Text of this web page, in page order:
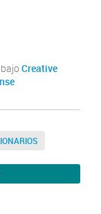
Creative